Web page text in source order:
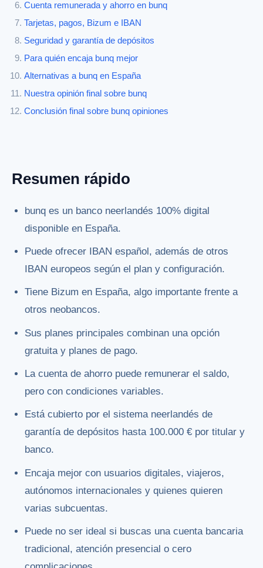
Cuenta remunerada y ahorro en bunq
Tarjetas, pagos, Bizum e IBAN
Seguridad y garantía de depósitos
Para quién encaja bunq mejor
Alternativas a bunq en España
Nuestra opinión final sobre bunq
Conclusión final sobre bunq opiniones
Resumen rápido
bunq es un banco neerlandés 100% digital
disponible en España.
Puede ofrecer IBAN español, además de otros
IBAN europeos según el plan y configuración.
Tiene Bizum en España, algo importante frente a
otros neobancos.
Sus planes principales combinan una opción
gratuita y planes de pago.
La cuenta de ahorro puede remunerar el saldo,
pero con condiciones variables.
Está cubierto por el sistema neerlandés de
garantía de depósitos hasta 100.000 € por titular y
banco.
Encaja mejor con usuarios digitales, viajeros,
autónomos internacionales y quienes quieren
varias subcuentas.
Puede no ser ideal si buscas una cuenta bancaria
tradicional, atención presencial o cero